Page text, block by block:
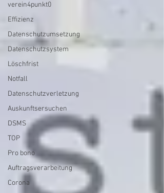
verein4punkt0
Effizienz
Datenschutzumsetzung
Datenschutzsystem
Löschfrist
Notfall
Datenschutzverletzung
Auskunftsersuchen
DSMS
TOP
Pro bono
Auftragsverarbeitung
Corona